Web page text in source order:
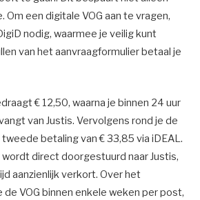
Om een digitale VOG aan te vragen,
nodig, waarmee je veilig kunt
van het aanvraagformulier betaal je
€ 12,50, waarna je binnen 24 uur
van Justis. Vervolgens rond je de
betaling van € 33,85 via iDEAL.
direct doorgestuurd naar Justis,
aanzienlijk verkort. Over het
VOG binnen enkele weken per post,